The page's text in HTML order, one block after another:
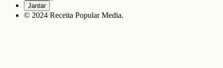
Jantar
© 2024 Receita Popular Media.